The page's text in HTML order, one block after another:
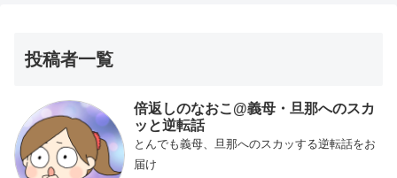
投稿者一覧
倍返しのなおこ@義母・旦那へのスカ
ッと逆転話
とんでも義母、旦那へのスカッする逆転話をお
届け